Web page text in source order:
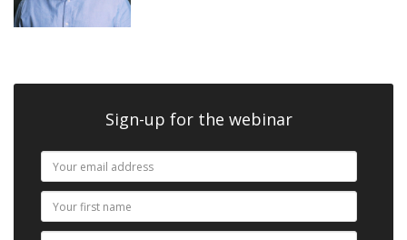
Sign-up for the webinar